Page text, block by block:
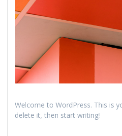
Welcome to WordPress. This is
delete it, then start writing!